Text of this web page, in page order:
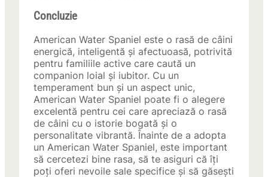
Concluzie
American Water Spaniel este o rasă de câini
energică, inteligentă și afectuoasă, potrivită
pentru familiile active care caută un
companion loial și iubitor. Cu un
temperament bun și un aspect unic,
American Water Spaniel poate fi o alegere
excelentă pentru cei care apreciază o rasă
de câini cu o istorie bogată și o
personalitate vibrantă. Înainte de a adopta
un American Water Spaniel, este important
să cercetezi bine rasa, să te asiguri că îți
poți oferi nevoile sale specifice și să găsești